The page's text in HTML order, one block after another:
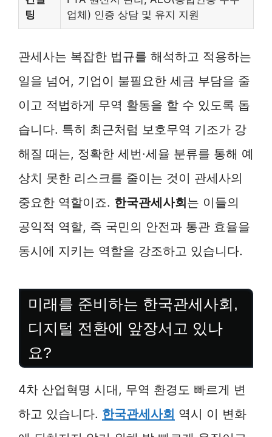
팅
업체) 인증 상담 및 유지 지원
관세사는 복잡한 법규를 해석하고 적용하는
일을 넘어, 기업이 불필요한 세금 부담을 줄
이고 적법하게 무역 활동을 할 수 있도록 돕
습니다. 특히 최근처럼 보호무역 기조가 강
해질 때는, 정확한 세번·세율 분류를 통해 예
상치 못한 리스크를 줄이는 것이 관세사의
중요한 역할이죠. 한국관세사회는 이들의
공익적 역할, 즉 국민의 안전과 통관 효율을
동시에 지키는 역할을 강조하고 있습니다.
미래를 준비하는 한국관세사회,
디지털 전환에 앞장서고 있나
요?
4차 산업혁명 시대, 무역 환경도 빠르게 변
하고 있습니다. 한국관세사회 역시 이 변화